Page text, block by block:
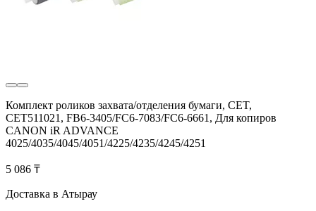
Комплект роликов захвата/отделения бумаги, CET,
CET511021, FB6-3405/FC6-7083/FC6-6661, Для копиров
CANON iR ADVANCE
4025/4035/4045/4051/4225/4235/4245/4251
5 086 ₸
Доставка в Атырау